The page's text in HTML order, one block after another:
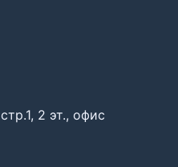
2 эт., офис